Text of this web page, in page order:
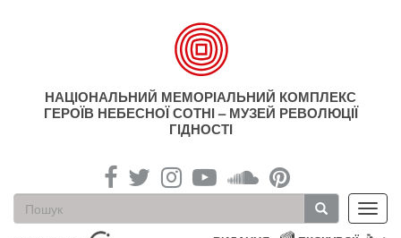
НАЦІОНАЛЬНИЙ МЕМОРІАЛЬНИЙ КОМПЛЕКС
ГЕРОЇВ НЕБЕСНОЇ СОТНІ – МУЗЕЙ РЕВОЛЮЦІЇ
ГІДНОСТІ
Пошукова